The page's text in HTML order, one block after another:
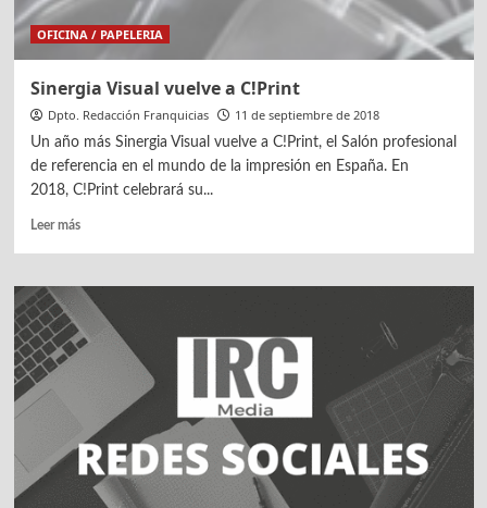
OFICINA / PAPELERIA
Sinergia Visual vuelve a C!Print
Dpto. Redacción Franquicias 11 de septiembre de 2018
Un año más Sinergia Visual vuelve a C!Print, el Salón profesional
de referencia en el mundo de la impresión en España. En
2018, C!Print celebrará su...
Leer másLeer
Sinergia
Visual
vuelve
a